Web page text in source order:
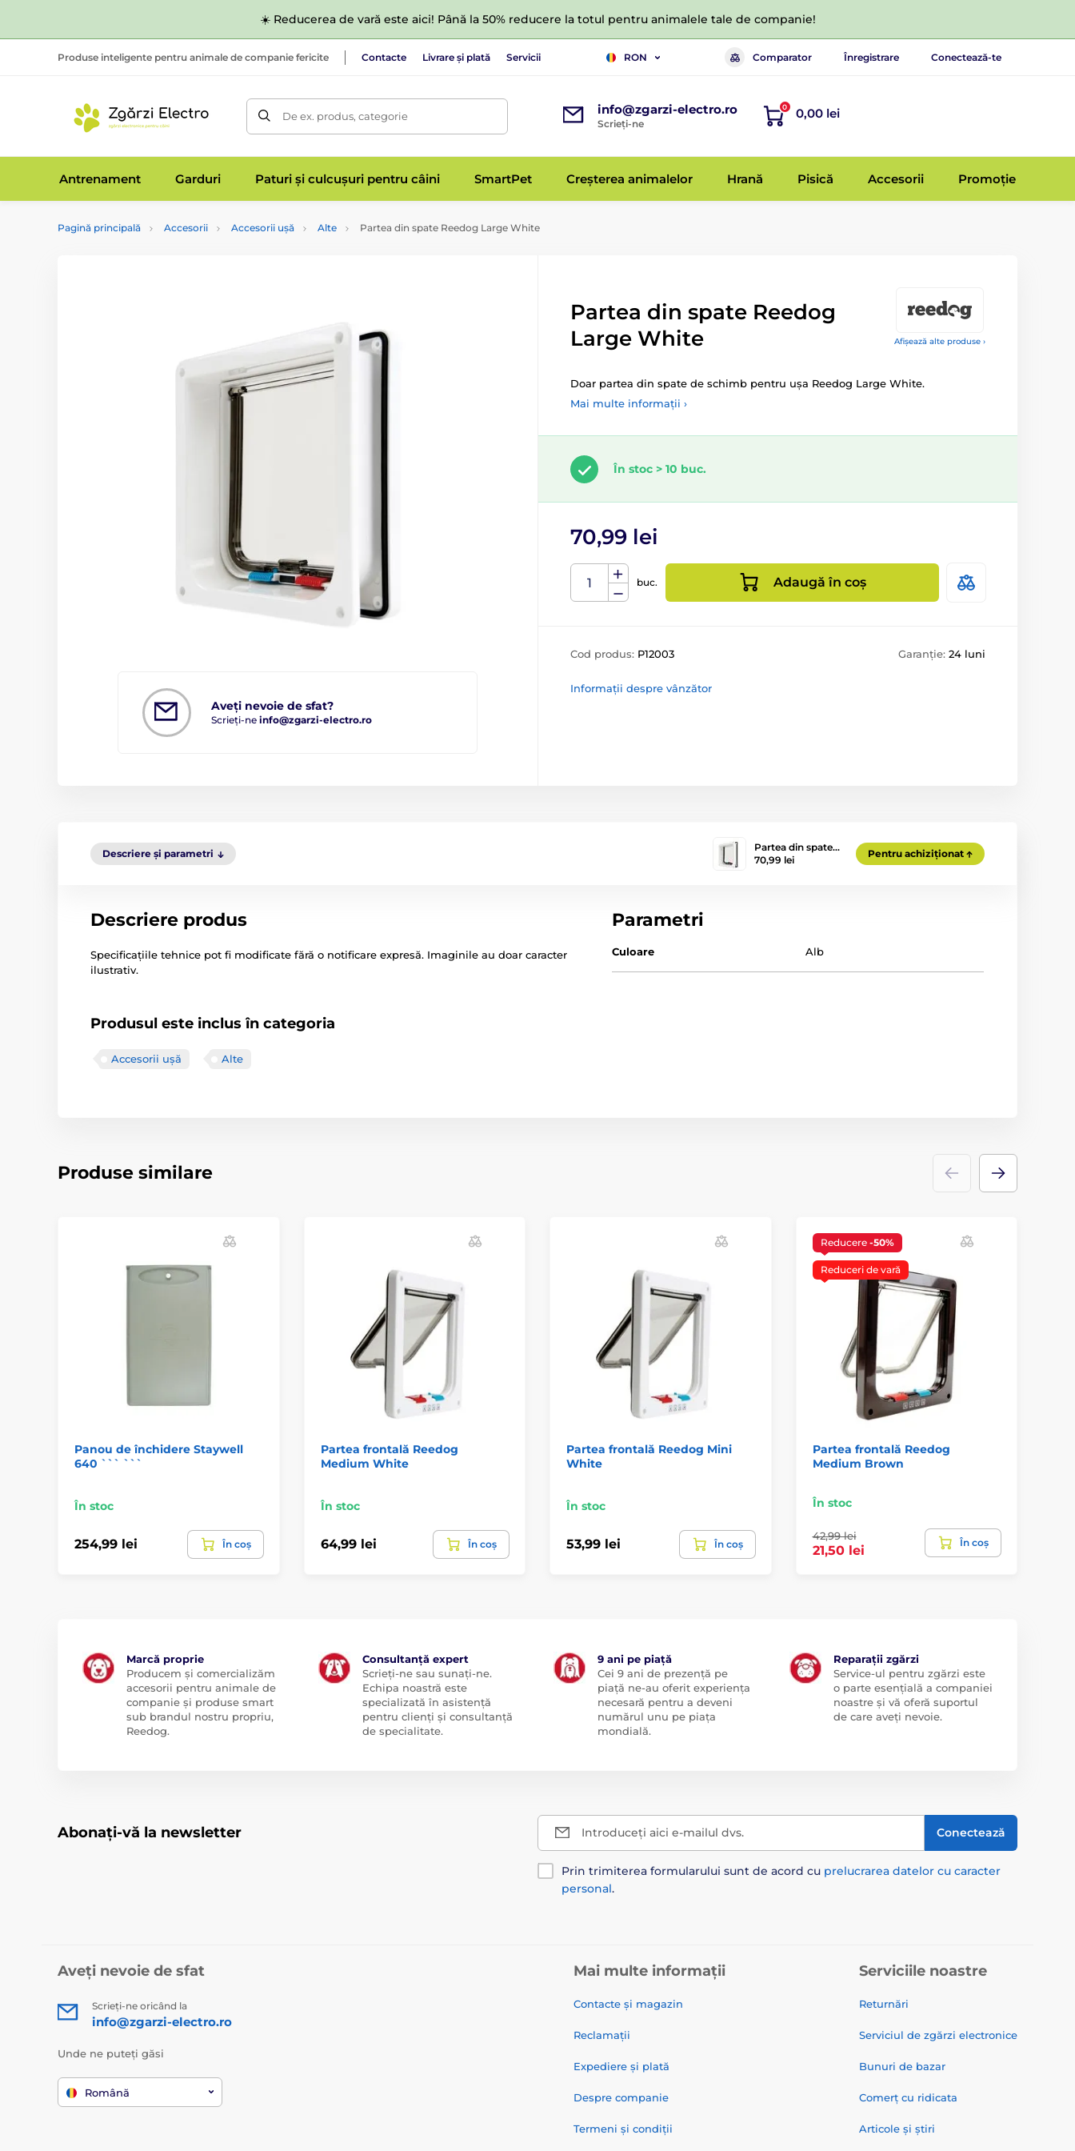
☀️ Reducerea de vară este aici! Până la 50% reducere la totul pentru animalele tale de companie!
Produse inteligente pentru animale de companie fericite Contacte Livrare și plată Servicii RON Comparator Înregistrare Conectează-te
De ex. produs, categorie info@zgarzi-electro.ro
Scrieți-ne
0 0,00 lei
Antrenament Garduri Paturi și culcușuri pentru câini SmartPet Creșterea animalelor Hrană Pisică Accesorii Promoție
Pagină principală Accesorii Accesorii ușă Alte Partea din spate Reedog Large White
Afișează alte produse ›
Aveți nevoie de sfat?
Scrieți-ne info@zgarzi-electro.ro
Partea din spate Reedog
Large White
Doar partea din spate de schimb pentru ușa Reedog Large White.
Mai multe informații ›
În stoc > 10 buc.
70,99 lei
buc. Adaugă în coș
Cod produs: P12003 Garanție: 24 luni
Informații despre vânzător
Descriere și parametri
Partea din spate…
70,99 lei
Pentru achiziționat
Descriere produs
Specificațiile tehnice pot fi modificate fără o notificare expresă. Imaginile au doar caracter
ilustrativ.
Produsul este inclus în categoria
Accesorii ușă Alte
Parametri
Culoare Alb
Produse similare
Panou de închidere Staywell
640 ``` ```
În stoc
254,99 lei În coș
Partea frontală Reedog
Medium White
În stoc
64,99 lei În coș
Partea frontală Reedog Mini
White
În stoc
53,99 lei În coș
Reducere -50%
Reduceri de vară
Partea frontală Reedog
Medium Brown
În stoc
42,99 lei
21,50 lei
În coș
Marcă proprie
Producem și comercializăm
accesorii pentru animale de
companie și produse smart
sub brandul nostru propriu,
Reedog.
Consultanță expert
Scrieți-ne sau sunați-ne.
Echipa noastră este
specializată în asistență
pentru clienți și consultanță
de specialitate.
9 ani pe piață
Cei 9 ani de prezență pe
piață ne-au oferit experiența
necesară pentru a deveni
numărul unu pe piața
mondială.
Reparații zgărzi
Service-ul pentru zgărzi este
o parte esențială a companiei
noastre și vă oferă suportul
de care aveți nevoie.
Abonați-vă la newsletter Introduceți aici e-mailul dvs. Conectează
Prin trimiterea formularului sunt de acord cu prelucrarea datelor cu caracter
personal.
Aveți nevoie de sfat
Scrieți-ne oricând la
info@zgarzi-electro.ro
Unde ne puteți găsi
Română
Mai multe informații
Contacte și magazin
Reclamații
Expediere și plată
Despre companie
Termeni și condiții
Serviciile noastre
Returnări
Serviciul de zgărzi electronice
Bunuri de bazar
Comerț cu ridicata
Articole și știri